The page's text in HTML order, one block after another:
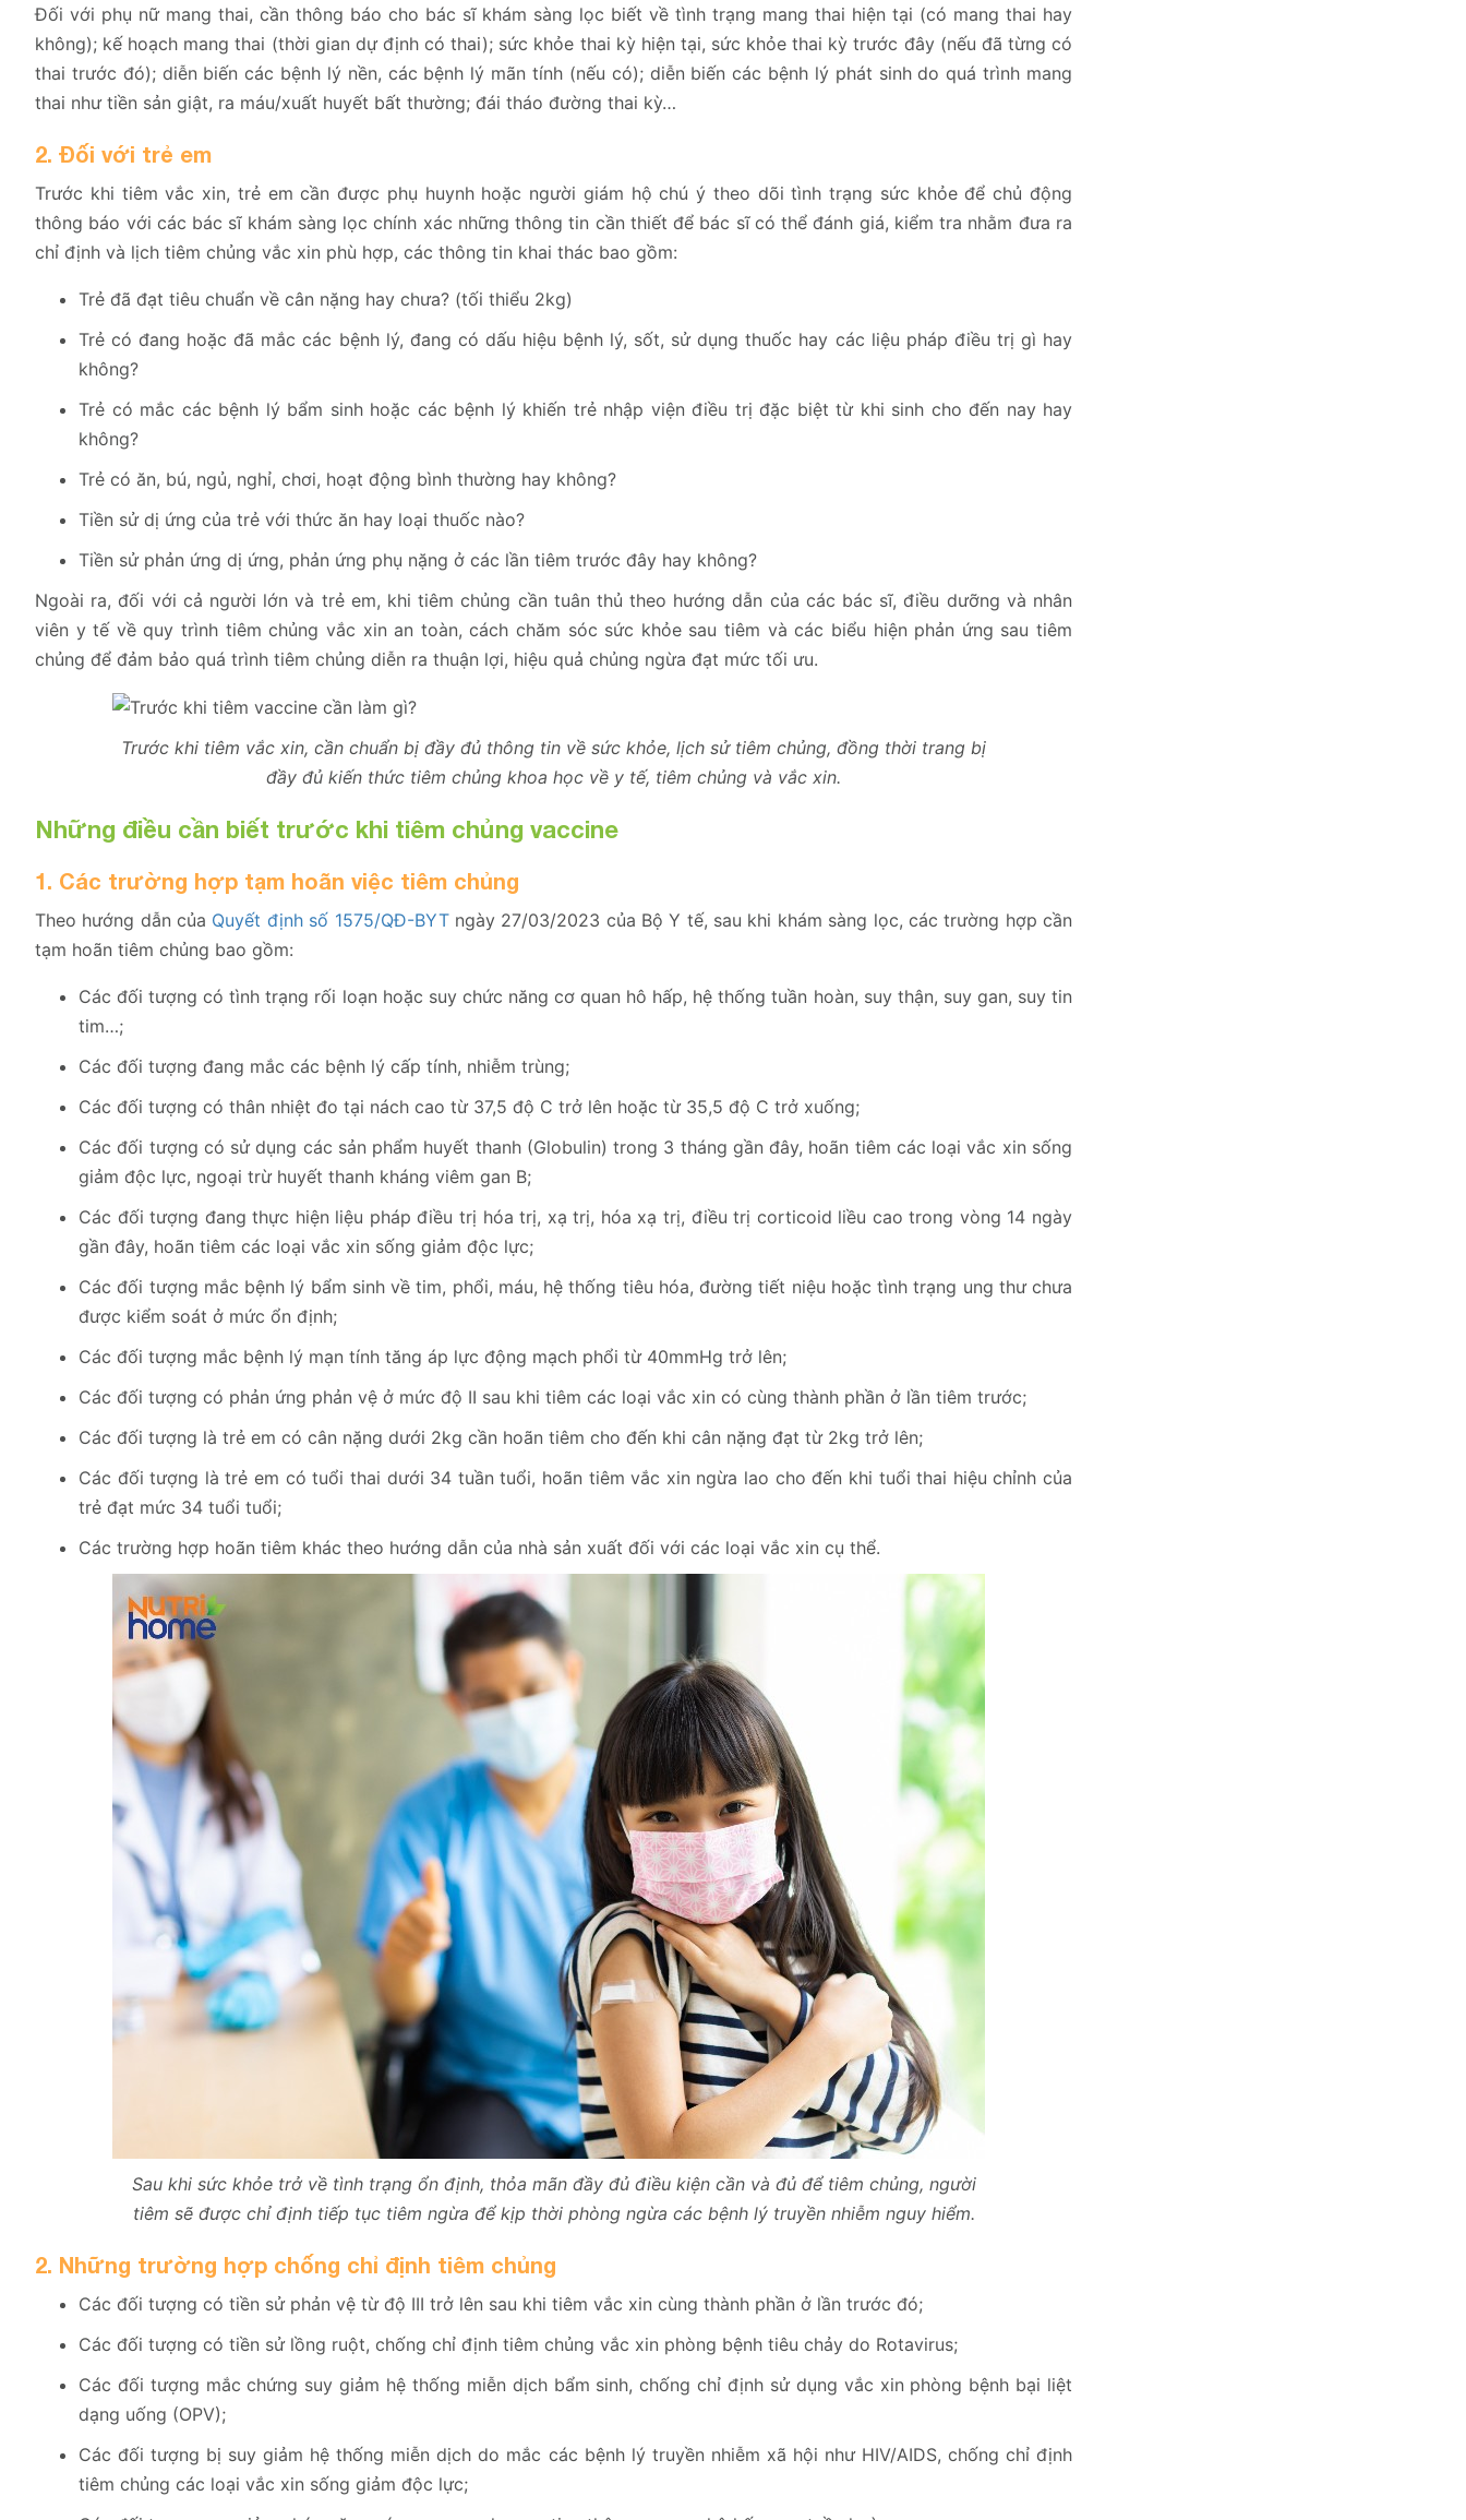
Đối với phụ nữ mang thai, cần thông báo cho bác sĩ khám sàng lọc biết về tình trạng mang thai hiện tại (có mang thai hay
không); kế hoạch mang thai (thời gian dự định có thai); sức khỏe thai kỳ hiện tại, sức khỏe thai kỳ trước đây (nếu đã từng có
thai trước đó); diễn biến các bệnh lý nền, các bệnh lý mãn tính (nếu có); diễn biến các bệnh lý phát sinh do quá trình mang
thai như tiền sản giật, ra máu/xuất huyết bất thường; đái tháo đường thai kỳ…
2. Đối với trẻ em
Trước khi tiêm vắc xin, trẻ em cần được phụ huynh hoặc người giám hộ chú ý theo dõi tình trạng sức khỏe để chủ động
thông báo với các bác sĩ khám sàng lọc chính xác những thông tin cần thiết để bác sĩ có thể đánh giá, kiểm tra nhằm đưa ra
chỉ định và lịch tiêm chủng vắc xin phù hợp, các thông tin khai thác bao gồm:
Trẻ đã đạt tiêu chuẩn về cân nặng hay chưa? (tối thiểu 2kg)
Trẻ có đang hoặc đã mắc các bệnh lý, đang có dấu hiệu bệnh lý, sốt, sử dụng thuốc hay các liệu pháp điều trị gì hay
không?
Trẻ có mắc các bệnh lý bẩm sinh hoặc các bệnh lý khiến trẻ nhập viện điều trị đặc biệt từ khi sinh cho đến nay hay
không?
Trẻ có ăn, bú, ngủ, nghỉ, chơi, hoạt động bình thường hay không?
Tiền sử dị ứng của trẻ với thức ăn hay loại thuốc nào?
Tiền sử phản ứng dị ứng, phản ứng phụ nặng ở các lần tiêm trước đây hay không?
Ngoài ra, đối với cả người lớn và trẻ em, khi tiêm chủng cần tuân thủ theo hướng dẫn của các bác sĩ, điều dưỡng và nhân
viên y tế về quy trình tiêm chủng vắc xin an toàn, cách chăm sóc sức khỏe sau tiêm và các biểu hiện phản ứng sau tiêm
chủng để đảm bảo quá trình tiêm chủng diễn ra thuận lợi, hiệu quả chủng ngừa đạt mức tối ưu.
Trước khi tiêm vắc xin, cần chuẩn bị đầy đủ thông tin về sức khỏe, lịch sử tiêm chủng, đồng thời trang bị
đầy đủ kiến thức tiêm chủng khoa học về y tế, tiêm chủng và vắc xin.
Những điều cần biết trước khi tiêm chủng vaccine
1. Các trường hợp tạm hoãn việc tiêm chủng
Theo hướng dẫn của Quyết định số 1575/QĐ-BYTngày 27/03/2023 của Bộ Y tế, sau khi khám sàng lọc, các trường hợp cần
tạm hoãn tiêm chủng bao gồm:
Các đối tượng có tình trạng rối loạn hoặc suy chức năng cơ quan hô hấp, hệ thống tuần hoàn, suy thận, suy gan, suy tin
tim…;
Các đối tượng đang mắc các bệnh lý cấp tính, nhiễm trùng;
Các đối tượng có thân nhiệt đo tại nách cao từ 37,5 độ C trở lên hoặc từ 35,5 độ C trở xuống;
Các đối tượng có sử dụng các sản phẩm huyết thanh (Globulin) trong 3 tháng gần đây, hoãn tiêm các loại vắc xin sống
giảm độc lực, ngoại trừ huyết thanh kháng viêm gan B;
Các đối tượng đang thực hiện liệu pháp điều trị hóa trị, xạ trị, hóa xạ trị, điều trị corticoid liều cao trong vòng 14 ngày
gần đây, hoãn tiêm các loại vắc xin sống giảm độc lực;
Các đối tượng mắc bệnh lý bẩm sinh về tim, phổi, máu, hệ thống tiêu hóa, đường tiết niệu hoặc tình trạng ung thư chưa
được kiểm soát ở mức ổn định;
Các đối tượng mắc bệnh lý mạn tính tăng áp lực động mạch phổi từ 40mmHg trở lên;
Các đối tượng có phản ứng phản vệ ở mức độ II sau khi tiêm các loại vắc xin có cùng thành phần ở lần tiêm trước;
Các đối tượng là trẻ em có cân nặng dưới 2kg cần hoãn tiêm cho đến khi cân nặng đạt từ 2kg trở lên;
Các đối tượng là trẻ em có tuổi thai dưới 34 tuần tuổi, hoãn tiêm vắc xin ngừa lao cho đến khi tuổi thai hiệu chỉnh của
trẻ đạt mức 34 tuổi tuổi;
Các trường hợp hoãn tiêm khác theo hướng dẫn của nhà sản xuất đối với các loại vắc xin cụ thể.
Sau khi sức khỏe trở về tình trạng ổn định, thỏa mãn đầy đủ điều kiện cần và đủ để tiêm chủng, người
tiêm sẽ được chỉ định tiếp tục tiêm ngừa để kịp thời phòng ngừa các bệnh lý truyền nhiễm nguy hiểm.
2. Những trường hợp chống chỉ định tiêm chủng
Các đối tượng có tiền sử phản vệ từ độ III trở lên sau khi tiêm vắc xin cùng thành phần ở lần trước đó;
Các đối tượng có tiền sử lồng ruột, chống chỉ định tiêm chủng vắc xin phòng bệnh tiêu chảy do Rotavirus;
Các đối tượng mắc chứng suy giảm hệ thống miễn dịch bẩm sinh, chống chỉ định sử dụng vắc xin phòng bệnh bại liệt
dạng uống (OPV);
Các đối tượng bị suy giảm hệ thống miễn dịch do mắc các bệnh lý truyền nhiễm xã hội như HIV/AIDS, chống chỉ định
tiêm chủng các loại vắc xin sống giảm độc lực;